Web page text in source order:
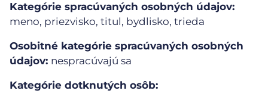
Kategórie spracúvaných osobných údajov:
meno, priezvisko, titul, bydlisko, trieda
Osobitné kategórie spracúvaných osobných
údajov: nespracúvajú sa
Kategórie dotknutých osôb: